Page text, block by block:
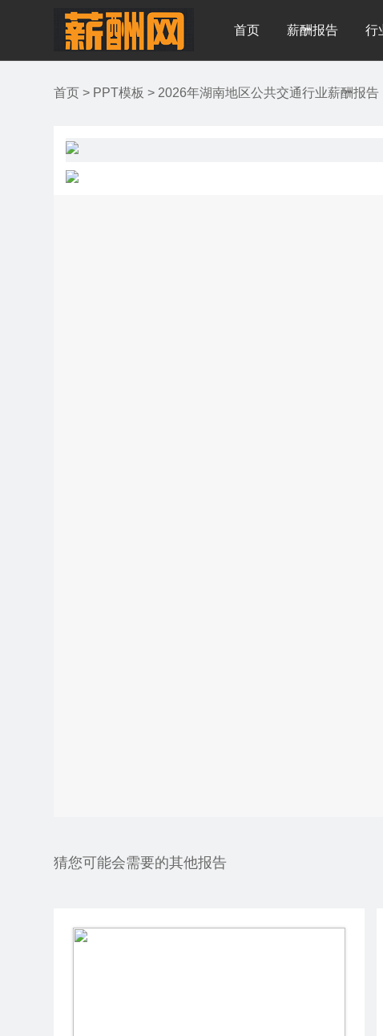
首页 薪酬报告 行
首页 > PPT模板 > 2026年湖南地区公共交通行业薪酬报告
猜您可能会需要的其他报告